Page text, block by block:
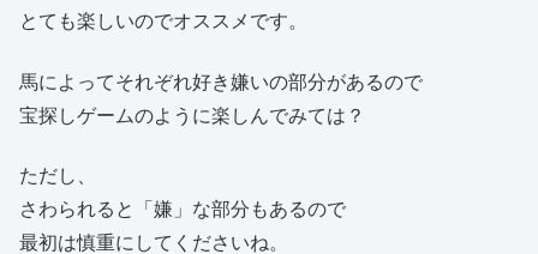
とても楽しいのでオススメです。
馬によってそれぞれ好き嫌いの部分があるので
宝探しゲームのように楽しんでみては？
ただし、
さわられると「嫌」な部分もあるので
最初は慎重にしてくださいね。